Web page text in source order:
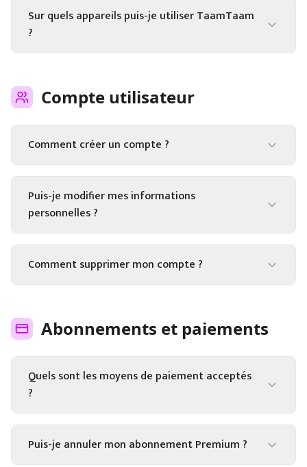
Sur quels appareils puis-je utiliser TaamTaam
?
Compte utilisateur
Comment créer un compte ?
Puis-je modifier mes informations
personnelles ?
Comment supprimer mon compte ?
Abonnements et paiements
Quels sont les moyens de paiement acceptés
?
Puis-je annuler mon abonnement Premium ?